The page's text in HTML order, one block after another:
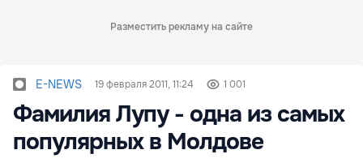
Разместить рекламу на сайте
E-NEWS 19 февраля 2011, 11:24 1 001
Фамилия Лупу - одна из самых
популярных в Молдове